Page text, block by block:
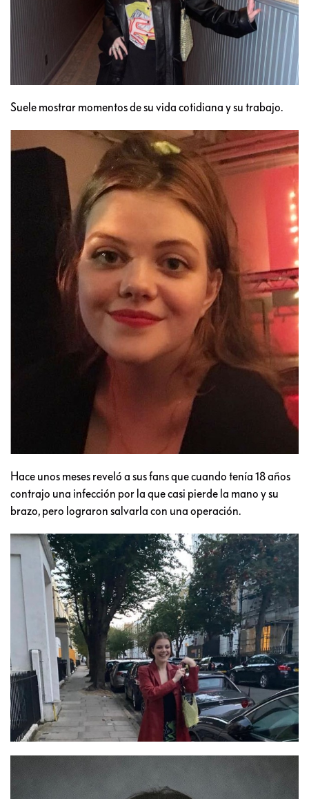
Suele mostrar momentos de su vida cotidiana y su trabajo.
Hace unos meses reveló a sus fans que cuando tenía 18 años
contrajo una infección por la que casi pierde la mano y su
brazo, pero lograron salvarla con una operación.